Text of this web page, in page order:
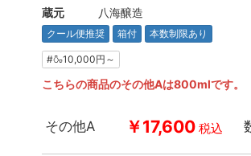
蔵元
八海醸造
クール便推奨 箱付 本数制限あり
#🍶10,000円～
こちらの商品のその他Aは800mlです。
その他A ￥17,600 税込